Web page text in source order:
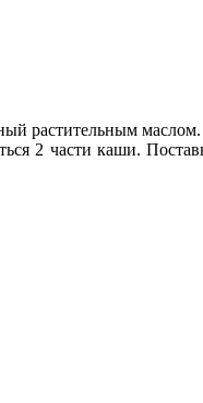
растительным
2 части каши.